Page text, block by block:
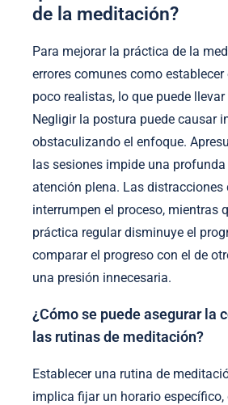
de la meditación?
Para mejorar la práctica de la
errores comunes como
poco realistas, lo que puede
Negligir la postura puede causar
obstaculizando el enfoque.
las sesiones impide una
atención plena. Las distracciones
interrumpen el proceso, mientras
práctica regular disminuye el
comparar el progreso con el de
una presión innecesaria.
¿Cómo se puede asegurar la
las rutinas de meditación?
Establecer una rutina de
implica fijar un horario específico,